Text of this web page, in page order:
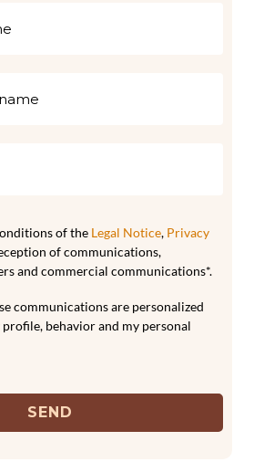
of the Legal Notice, Privacy
of communications,
and commercial communications*.
communications are personalized
behavior and my personal
SEND